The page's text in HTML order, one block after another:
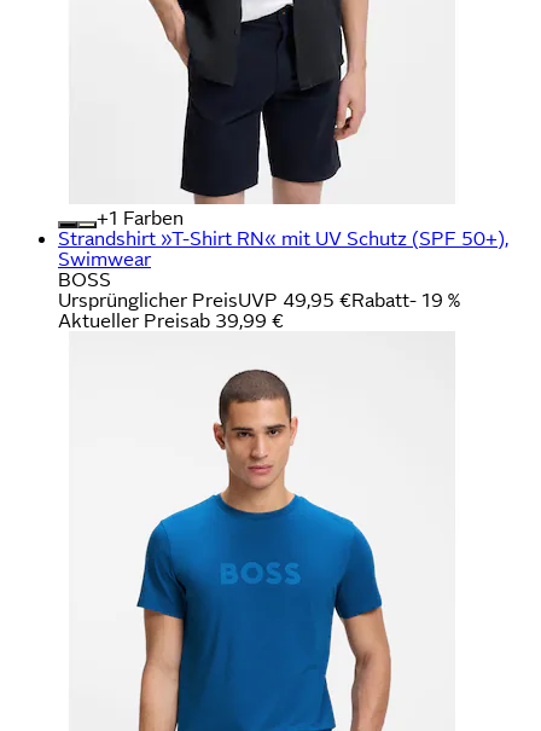
+
Farben
Strandshirt »T-Shirt RN« mit UV Schutz (SPF 50+),
Swimwear
BOSS
Ursprünglicher PreisUVP 49,95 €Rabatt- 19 %
Aktueller Preisab 39,99 €